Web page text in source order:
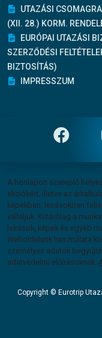
UTAZÁSI
(XII. 28.) KORM.
EURÓPAI UTAZÁSI
SZERZŐDÉSI
BIZTOSÍTÁS)
IMPRESSZUM
Felelősség
A honlapon szereplő
akciókért, illetve az
képekben, leírásokban
vállaljuk. Kizárólag a
leírások, képek és egyéb
Weboldalunk használata
személyes adatok
adatvédelmi előírásoknak.
Copyright
Copyright © Eurotrip